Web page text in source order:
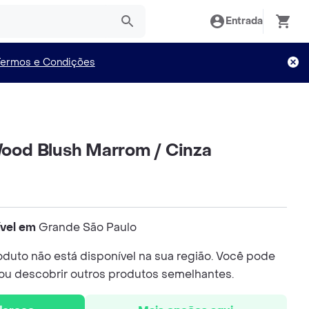
Entrada
e Condições
Blush Marrom / Cinza
emGrande São Paulo
não está disponível na sua região. Você pode
descobrir outros produtos semelhantes.